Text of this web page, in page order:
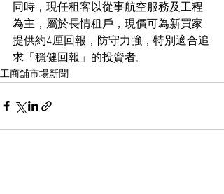
同時，現任租客以從事航空服務及工程
為主，屬於長情租戶，現價可為新買家
提供約4厘回報，防守力強，特別適合追
求「穩健回報」的投資者。
工商舖市場新聞